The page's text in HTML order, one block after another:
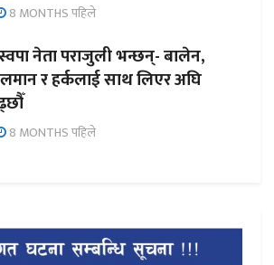
8 MONTHS पहिले
नेता पराजुली भन्छन्- बालेन,
र हर्कलाई साथ लिएर अघि
8 MONTHS पहिले